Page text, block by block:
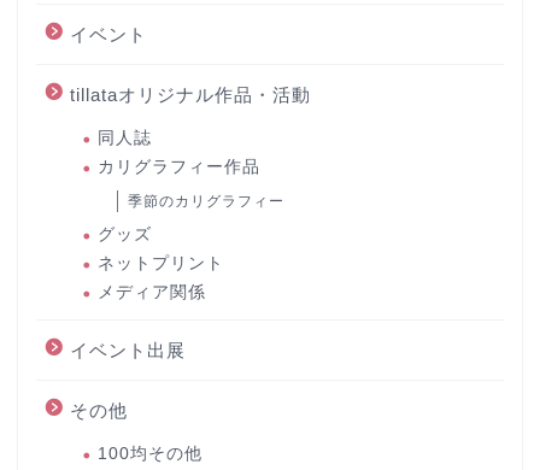
イベント
tillataオリジナル作品・活動
同人誌
カリグラフィー作品
季節のカリグラフィー
グッズ
ネットプリント
メディア関係
イベント出展
その他
100均その他